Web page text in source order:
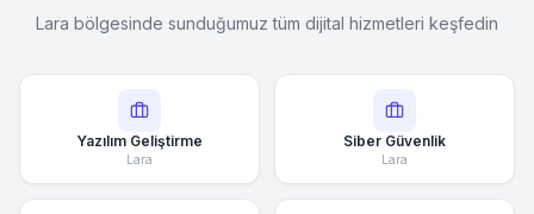
Lara bölgesinde sunduğumuz tüm dijital hizmetleri keşfedin
Yazılım Geliştirme
Lara
Siber Güvenlik
Lara